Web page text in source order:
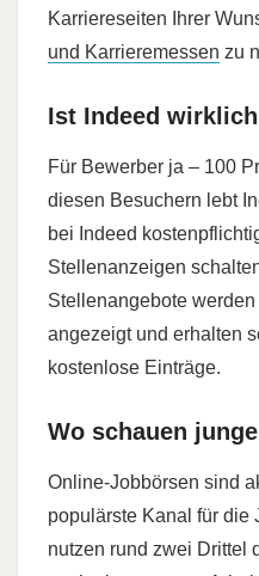
Karriereseiten Ihrer
und Karrieremessen zu
Ist Indeed
Für Bewerber ja – 100
diesen Besuchern lebt
bei Indeed
Stellenanzeigen
Stellenangebote
angezeigt und erhalten
kostenlose Einträge.
Wo schauen
Online-Jobbörsen sind
populärste Kanal für die
nutzen rund zwei Drittel